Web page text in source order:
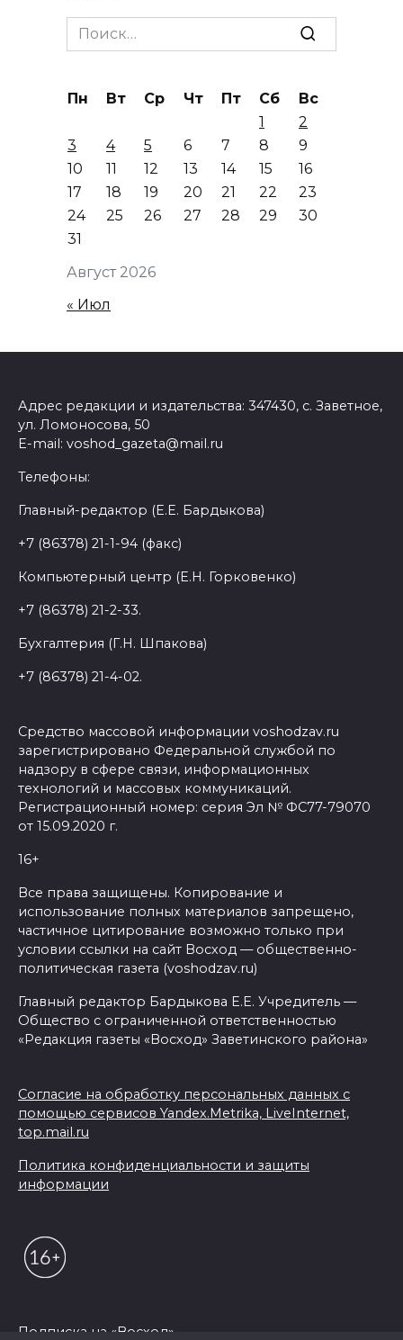
Search
for:
Август 2026
Пн Вт Ср Чт Пт Сб
Вс
1
2
3
4 5 6 7 8
9
10
11 12 13 14 15
16
17
18 19 20 21 22
23
24
25 26 27 28 29
30
31
« Июл
Адрес редакции и издательства: 347430, с. Заветное,
ул. Ломоносова, 50
E-mail: voshod_gazeta@mail.ru
Телефоны:
Главный-редактор (Е.Е. Бардыкова)
+7 (86378) 21-1-94 (факс)
Компьютерный центр (Е.Н. Горковенко)
+7 (86378) 21-2-33.
Бухгалтерия (Г.Н. Шпакова)
+7 (86378) 21-4-02.
Средство массовой информации voshodzav.ru
зарегистрировано Федеральной службой по
надзору в сфере связи, информационных
технологий и массовых коммуникаций.
Регистрационный номер: серия Эл № ФС77-79070
от 15.09.2020 г.
16+
Все права защищены. Копирование и
использование полных материалов запрещено,
частичное цитирование возможно только при
условии ссылки на сайт Восход — общественно-
политическая газета (voshodzav.ru)
Главный редактор Бардыкова Е.Е. Учредитель —
Общество с ограниченной ответственностью
«Редакция газеты «Восход» Заветинского района»
Согласие на обработку персональных данных с
помощью сервисов Yandex.Metrika, LiveInternet,
top.mail.ru
Политика конфиденциальности и защиты
информации
Подписка на «Восход»